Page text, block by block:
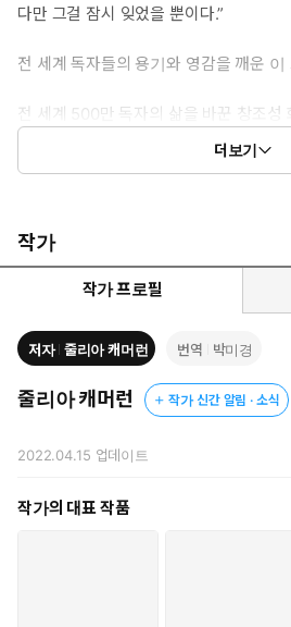
다만 그걸 잠시 잊었을 뿐이다.”
전 세계 독자들의 용기와 영감을 깨운
전 세계 500만 독자의 삶을 바꾼 창조성
이』가 출간 30주년을 맞아 아름다운 장
이지’와 ‘아티스트 데이트’라는 독창적
받아왔다. 저자 줄리아 캐머런은 “이 책
다 오늘날의 문화적 환경에서 더욱 강력
될 것”이라고 전망한다. 창조성이 억압
되는 시대에 『아티스트 웨이』의 메
에 신선한 변화의 바람을 불러일으킨다.
새롭게 선보이는 특별판은 출간 30주
서문을 수록했으며, 원문에 충실한 번
높였다. 이 책에 담긴 12주 프로그램은
력 고갈에 지친 이들에게, 막힌 일상에
더보기
작가
작가 프로필
저자 줄리아 캐머런 번역 박미경
줄리아 캐머런 작가 신간 알림 · 소식
2022.04.15 업데이트
작가의 대표 작품